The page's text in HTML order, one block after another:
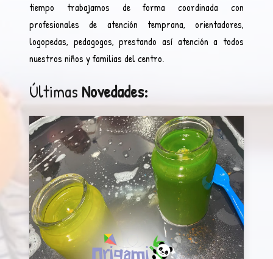
tiempo trabajamos de forma coordinada con
profesionales de atención temprana, orientadores,
logopedas, pedagogos, prestando así atención a todos
nuestros niños y familias del centro.
Últimas Novedades: